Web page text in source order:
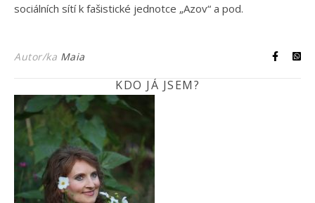
sociálních sítí k fašistické jednotce „Azov“ a pod.
Autor/ka Maia
KDO JÁ JSEM?